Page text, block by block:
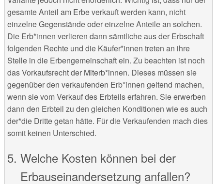
gesamte Anteil am Erbe verkauft werden kann, nicht
einzelne Gegenstände oder einzelne Anteile an solchen.
Die Erb*innen verlieren dann sämtliche aus der Erbschaft
folgenden Rechte und die Käufer*innen treten an ihre
Stelle in die Erbengemeinschaft ein. Zu beachten ist noch
das Vorkaufsrecht der Miterb*innen. Dieses müssen sie
gegenüber den verkaufenden Erb*innen geltend machen,
wenn sie vom Verkauf des Erbteils erfahren. Sie erwerben
dann den Erbteil zu den gleichen Konditionen wie es auch
der*die Dritte getan hätte. Für die Verkaufenden mach dies
somit keinen Unterschied.
Welche Kosten können bei der
Erbauseinandersetzung anfallen?